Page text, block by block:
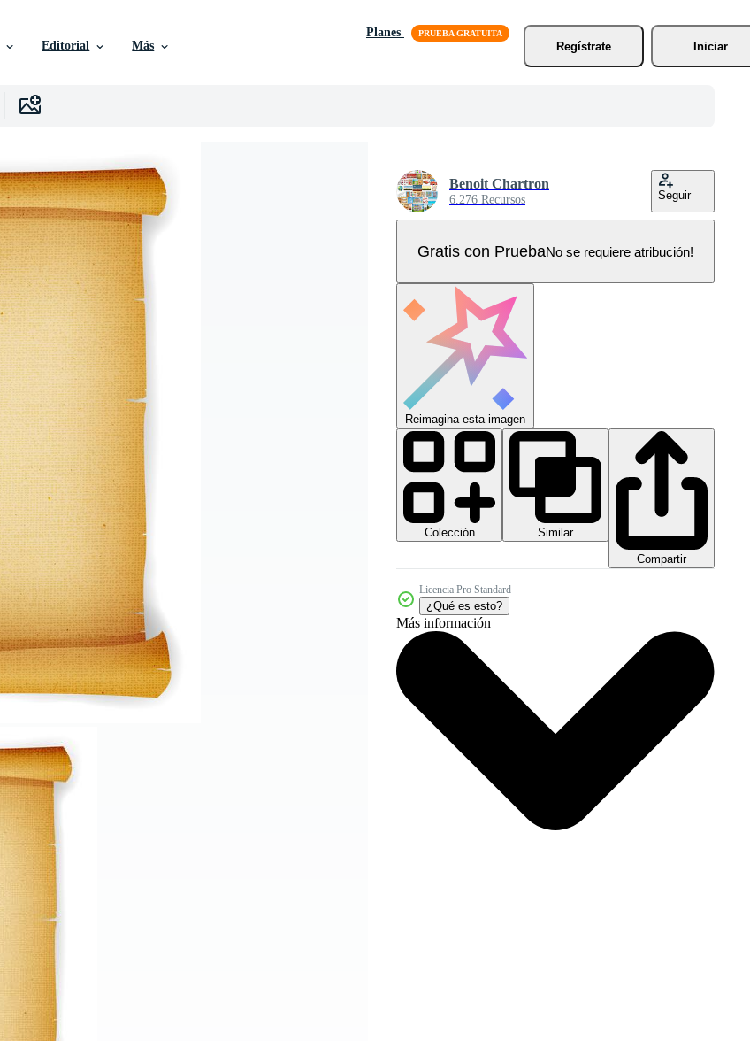
Editorial Más
Planes
Regístrate
Iniciar
Benoit Chartron
6.276 Recursos Seguir
Gratis con PruebaNo se requiere atribución!
Reimagina esta imagen
Colección
Similar
Compartir
Licencia Pro Standard
¿Qué es esto?
Más información